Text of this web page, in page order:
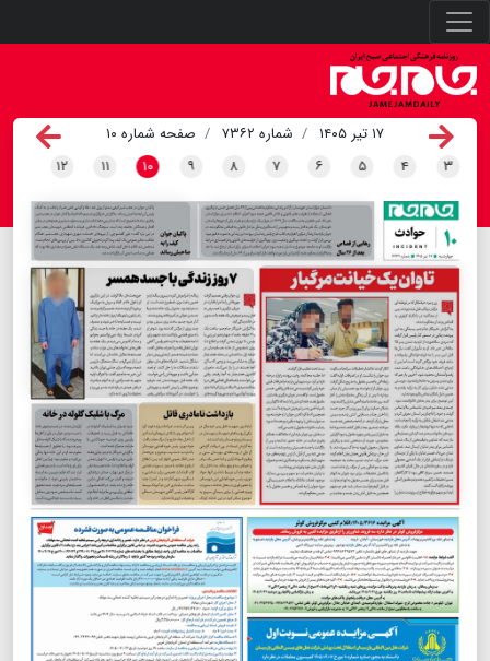
۱۷ تیر ۱۴۰۵ شماره ۷۳۶۲
صفحه شماره ۱۰
۳ ۴ ۵ ۶ ۷ ۸ ۹ ۱۰ ۱۱ ۱۲